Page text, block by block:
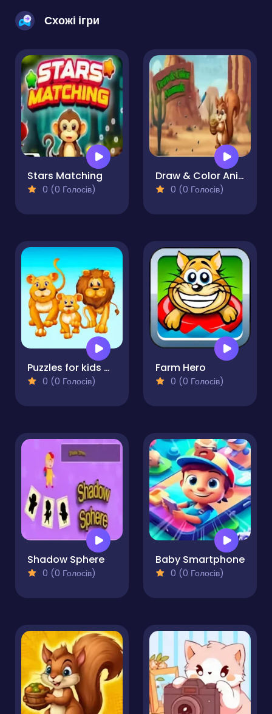
Схожі ігри
Stars Matching
0 (0 Голосів)
Draw & Color Animals
0 (0 Голосів)
Puzzles for kids with animals sounds
0 (0 Голосів)
Farm Hero
0 (0 Голосів)
Shadow Sphere
0 (0 Голосів)
Baby Smartphone
0 (0 Голосів)